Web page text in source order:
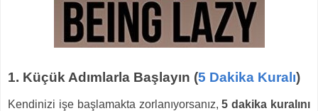
1. Küçük Adımlarla Başlayın (5 Dakika Kuralı)
Kendinizi işe başlamakta zorlanıyorsanız,5 dakika kuralını